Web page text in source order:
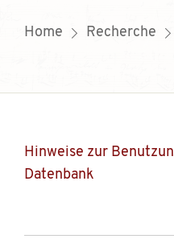
Home Recherche
Hinweise zur
Datenbank